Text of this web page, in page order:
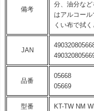
備考
分、油分な
はアルコー
くい布で拭く
JAN
品番
05668
05669
型番 KT-TW NM